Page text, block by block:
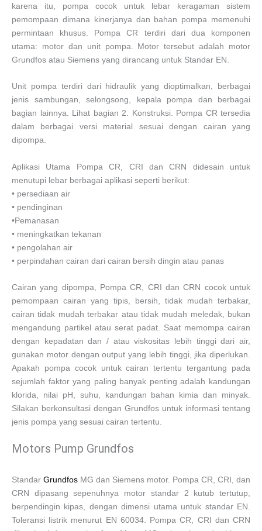
karena itu, pompa cocok untuk lebar keragaman sistem
pemompaan dimana kinerjanya dan bahan pompa memenuhi
permintaan khusus. Pompa CR terdiri dari dua komponen
utama: motor dan unit pompa. Motor tersebut adalah motor
Grundfos atau Siemens yang dirancang untuk Standar EN.
Unit pompa terdiri dari hidraulik yang dioptimalkan, berbagai
jenis sambungan, selongsong, kepala pompa dan berbagai
bagian lainnya. Lihat bagian 2. Konstruksi. Pompa CR tersedia
dalam berbagai versi material sesuai dengan cairan yang
dipompa.
Aplikasi Utama Pompa CR, CRI dan CRN didesain untuk
menutupi lebar berbagai aplikasi seperti berikut:
• persediaan air
• pendinginan
•Pemanasan
• meningkatkan tekanan
• pengolahan air
• perpindahan cairan dari cairan bersih dingin atau panas
Cairan yang dipompa, Pompa CR, CRI dan CRN cocok untuk
pemompaan cairan yang tipis, bersih, tidak mudah terbakar,
cairan tidak mudah terbakar atau tidak mudah meledak, bukan
mengandung partikel atau serat padat. Saat memompa cairan
dengan kepadatan dan / atau viskositas lebih tinggi dari air,
gunakan motor dengan output yang lebih tinggi, jika diperlukan.
Apakah pompa cocok untuk cairan tertentu tergantung pada
sejumlah faktor yang paling banyak penting adalah kandungan
klorida, nilai pH, suhu, kandungan bahan kimia dan minyak.
Silakan berkonsultasi dengan Grundfos untuk informasi tentang
jenis pompa yang sesuai cairan tertentu.
Motors Pump Grundfos
Standar Grundfos MG dan Siemens motor. Pompa CR, CRI, dan
CRN dipasang sepenuhnya motor standar 2 kutub tertutup,
berpendingin kipas, dengan dimensi utama untuk standar EN.
Toleransi listrik menurut EN 60034. Pompa CR, CRI dan CRN